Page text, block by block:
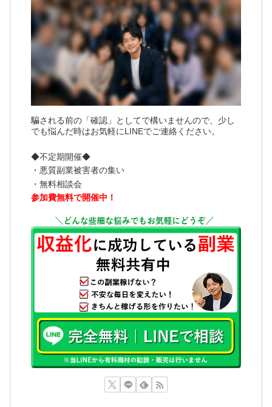
騙される前の「確認」としてで構いませんので、少し
でも悩んだ時はお気軽にLINEでご連絡ください。
◆不定期開催◆
・悪質副業被害者の集い
・無料相談会
参加費無料で開催中！